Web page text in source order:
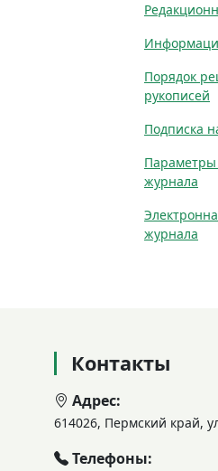
Порядок
рукописей
Подписка
журнала
журнала
Контакты
Адрес:
614026, Пермский край,
Телефоны: